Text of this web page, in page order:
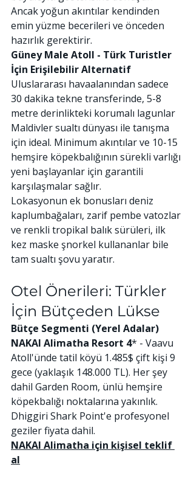
Ancak yoğun akıntılar kendinden
emin yüzme becerileri ve önceden
hazırlık gerektirir.
Güney Male Atoll - Türk Turistler
İçin Erişilebilir Alternatif
Uluslararası havaalanından sadece
30 dakika tekne transferinde, 5-8
metre derinlikteki korumalı lagunlar
Maldivler sualtı dünyası ile tanışma
için ideal. Minimum akıntılar ve 10-15
hemşire köpekbalığının sürekli varlığı
yeni başlayanlar için garantili
karşılaşmalar sağlır.
Lokasyonun ek bonusları deniz
kaplumbağaları, zarif pembe vatozlar
ve renkli tropikal balık sürüleri, ilk
kez maske şnorkel kullananlar bile
tam sualtı şovu yaratır.
Otel Önerileri: Türkler
İçin Bütçeden Lükse
Bütçe Segmenti (Yerel Adalar)
NAKAI Alimatha Resort 4* - Vaavu
Atoll'ünde tatil köyü 1.485$ çift kişi 9
gece (yaklaşık 148.000 TL). Her şey
dahil Garden Room, ünlü hemşire
köpekbalığı noktalarına yakınlık.
Dhiggiri Shark Point'e profesyonel
geziler fiyata dahil.
NAKAI Alimatha için kişisel teklif
al